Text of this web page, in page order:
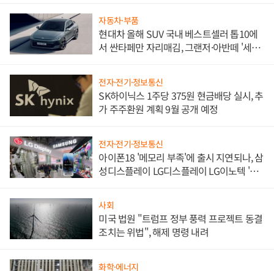
자동차·부품
현대차 올해 SUV 국내 베스트셀러 톱10에
서 싼타페만 자리매김, 그랜저·아반떼 '세단
전자·전기·정보통신
SK하이닉스 1주당 375원 현금배당 실시, 추
가 주주환원 계획 9월 공개 예정
전자·전기·정보통신
아이폰18 '메모리 부족'에 출시 지연되나, 삼
성디스플레이 LG디스플레이 LG이노텍 '탈
사회
미국 법원 "트럼프 정부 풍력 프로젝트 동결
조치는 위법", 해제 명령 내려
화학·에너지